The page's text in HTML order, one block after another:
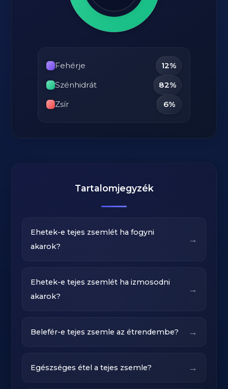
Fehérje
12%
Szénhidrát
82%
Zsír
6%
Tartalomjegyzék
Ehetek-e tejes zsemlét ha fogyni
akarok?
→
Ehetek-e tejes zsemlét ha izmosodni
akarok?
→
Belefér-e tejes zsemle az étrendembe? →
Egészséges étel a tejes zsemle? →